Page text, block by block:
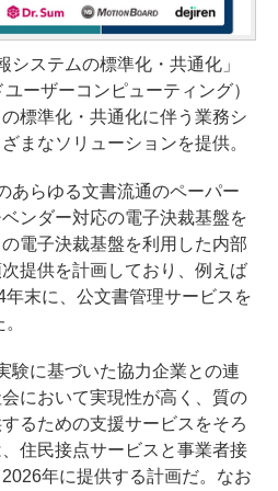
ステムの標準化・共通化」
ーザーコンピューティング）
標準化・共通化に伴う業務シ
まなソリューションを提供。
らゆる文書流通のペーパー
ンダー対応の電子決裁基盤を
電子決裁基盤を利用した内部
提供を計画しており、例えば
末に、公文書管理サービスを
に基づいた協力企業との連
において実現性が高く、質の
るための支援サービスをそろ
住民接点サービスと事業者接
年に提供する計画だ。なお